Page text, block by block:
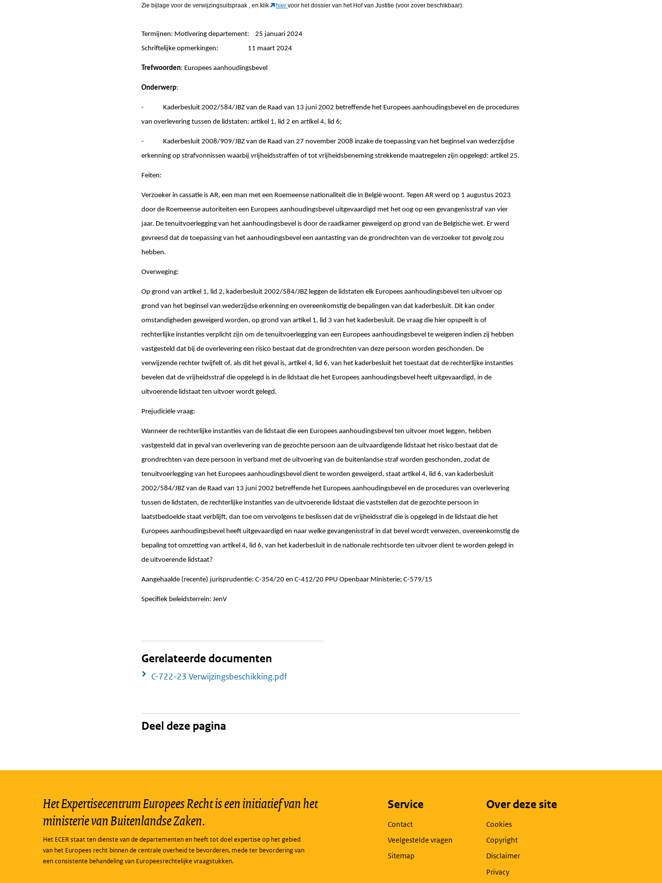
Zie bijlage voor de verwijzingsuitspraak , en klik hier voor het dossier van het Hof van Justitie (voor zover beschikbaar).
Termijnen: Motivering departement: 25 januari 2024
Schriftelijke opmerkingen: 11 maart 2024
Trefwoorden: Europees aanhoudingsbevel
Onderwerp:
- Kaderbesluit 2002/584/JBZ van de Raad van 13 juni 2002 betreffende het Europees aanhoudingsbevel en de procedures
van overlevering tussen de lidstaten: artikel 1, lid 2 en artikel 4, lid 6;
- Kaderbesluit 2008/909/JBZ van de Raad van 27 november 2008 inzake de toepassing van het beginsel van wederzijdse
erkenning op strafvonnissen waarbij vrijheidsstraffen of tot vrijheidsbeneming strekkende maatregelen zijn opgelegd: artikel 25.
Feiten:
Verzoeker in cassatie is AR, een man met een Roemeense nationaliteit die in België woont. Tegen AR werd op 1 augustus 2023
door de Roemeense autoriteiten een Europees aanhoudingsbevel uitgevaardigd met het oog op een gevangenisstraf van vier
jaar. De tenuitvoerlegging van het aanhoudingsbevel is door de raadkamer geweigerd op grond van de Belgische wet. Er werd
gevreesd dat de toepassing van het aanhoudingsbevel een aantasting van de grondrechten van de verzoeker tot gevolg zou
hebben.
Overweging:
Op grond van artikel 1, lid 2, kaderbesluit 2002/584/JBZ leggen de lidstaten elk Europees aanhoudingsbevel ten uitvoer op
grond van het beginsel van wederzijdse erkenning en overeenkomstig de bepalingen van dat kaderbesluit. Dit kan onder
omstandigheden geweigerd worden, op grond van artikel 1, lid 3 van het kaderbesluit. De vraag die hier opspeelt is of
rechterlijke instanties verplicht zijn om de tenuitvoerlegging van een Europees aanhoudingsbevel te weigeren indien zij hebben
vastgesteld dat bij de overlevering een risico bestaat dat de grondrechten van deze persoon worden geschonden. De
verwijzende rechter twijfelt of, als dit het geval is, artikel 4, lid 6, van het kaderbesluit het toestaat dat de rechterlijke instanties
bevelen dat de vrijheidsstraf die opgelegd is in de lidstaat die het Europees aanhoudingsbevel heeft uitgevaardigd, in de
uitvoerende lidstaat ten uitvoer wordt gelegd.
Prejudiciële vraag:
Wanneer de rechterlijke instanties van de lidstaat die een Europees aanhoudingsbevel ten uitvoer moet leggen, hebben
vastgesteld dat in geval van overlevering van de gezochte persoon aan de uitvaardigende lidstaat het risico bestaat dat de
grondrechten van deze persoon in verband met de uitvoering van de buitenlandse straf worden geschonden, zodat de
tenuitvoerlegging van het Europees aanhoudingsbevel dient te worden geweigerd, staat artikel 4, lid 6, van kaderbesluit
2002/584/JBZ van de Raad van 13 juni 2002 betreffende het Europees aanhoudingsbevel en de procedures van overlevering
tussen de lidstaten, de rechterlijke instanties van de uitvoerende lidstaat die vaststellen dat de gezochte persoon in
laatstbedoelde staat verblijft, dan toe om vervolgens te beslissen dat de vrijheidsstraf die is opgelegd in de lidstaat die het
Europees aanhoudingsbevel heeft uitgevaardigd en naar welke gevangenisstraf in dat bevel wordt verwezen, overeenkomstig de
bepaling tot omzetting van artikel 4, lid 6, van het kaderbesluit in de nationale rechtsorde ten uitvoer dient te worden gelegd in
de uitvoerende lidstaat?
Aangehaalde (recente) jurisprudentie: C-354/20 en C-412/20 PPU Openbaar Ministerie; C-579/15
Specifiek beleidsterrein: JenV
Gerelateerde documenten
C-722-23 Verwijzingsbeschikking.pdf
Deel deze pagina
Het Expertisecentrum Europees Recht is een initiatief van het
ministerie van Buitenlandse Zaken.
Het ECER staat ten dienste van de departementen en heeft tot doel expertise op het gebied
van het Europees recht binnen de centrale overheid te bevorderen, mede ter bevordering van
een consistente behandeling van Europeesrechtelijke vraagstukken.
Service
Contact
Veelgestelde vragen
Sitemap
Over deze site
Cookies
Copyright
Disclaimer
Privacy